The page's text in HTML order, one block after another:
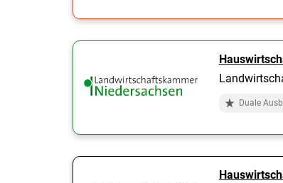
Duale